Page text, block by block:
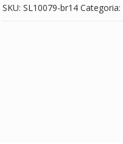
SKU: SL10079-br14 Categoria: